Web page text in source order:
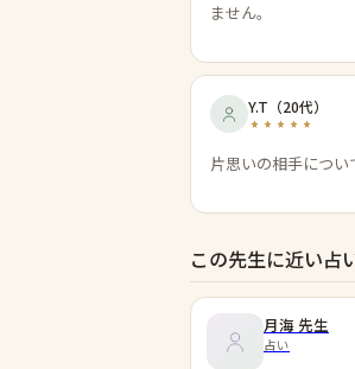
ません。
Y.T （20代）
片思いの相手につい
この先生に近い占
月海 先生
占い